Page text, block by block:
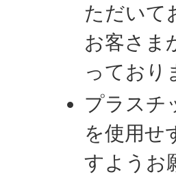
ただいて
お客さま
っており
プラスチ
を使用せ
すようお